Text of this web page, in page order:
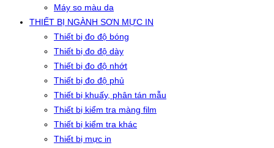
Máy so màu da
THIẾT BỊ NGÀNH SƠN MỰC IN
Thiết bị đo độ bóng
Thiết bị đo độ dày
Thiết bị đo độ nhớt
Thiết bị đo độ phủ
Thiết bị khuấy, phân tán mẫu
Thiết bị kiểm tra màng film
Thiết bị kiểm tra khác
Thiết bị mực in